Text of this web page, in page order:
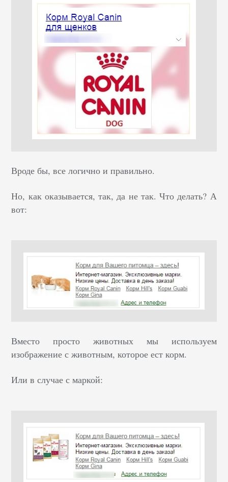
Вроде бы, все логично и правильно.
Но, как оказывается, так, да не так. Что делать? А
вот:
Вместо просто животных мы используем
изображение с животным, которое ест корм.
Или в случае с маркой: